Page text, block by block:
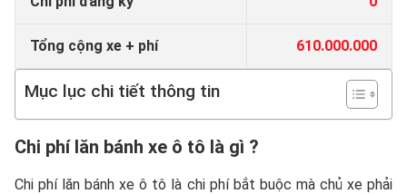
Tổng cộng xe + phí 610.000.000
Mục lục chi tiết thông tin
Chi phí lăn bánh xe ô tô là gì ?
Chi phí lăn bánh xe ô tô là chi phí bắt buộc mà chủ xe phải